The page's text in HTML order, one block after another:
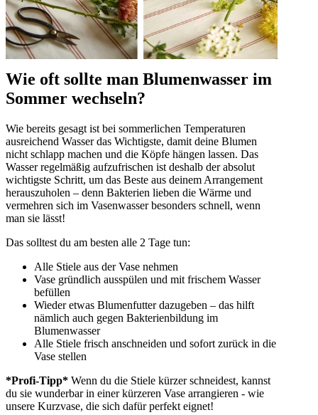
Wie oft sollte man Blumenwasser im
Sommer wechseln?
Wie bereits gesagt ist bei sommerlichen Temperaturen
ausreichend Wasser das Wichtigste, damit deine Blumen
nicht schlapp machen und die Köpfe hängen lassen. Das
Wasser regelmäßig aufzufrischen ist deshalb der absolut
wichtigste Schritt, um das Beste aus deinem Arrangement
herauszuholen – denn Bakterien lieben die Wärme und
vermehren sich im Vasenwasser besonders schnell, wenn
man sie lässt!
Das solltest du am besten alle 2 Tage tun:
Alle Stiele aus der Vase nehmen
Vase gründlich ausspülen und mit frischem Wasser
befüllen
Wieder etwas Blumenfutter dazugeben – das hilft
nämlich auch gegen Bakterienbildung im
Blumenwasser
Alle Stiele frisch anschneiden und sofort zurück in die
Vase stellen
*Profi-Tipp* Wenn du die Stiele kürzer schneidest, kannst
du sie wunderbar in einer kürzeren Vase arrangieren - wie
unsere Kurzvase, die sich dafür perfekt eignet!